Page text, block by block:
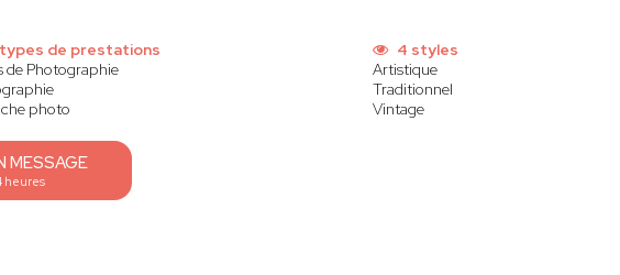
de prestations
de Photographie
photo
4 styles
Artistique
Traditionnel
Vintage
MESSAGE
heures